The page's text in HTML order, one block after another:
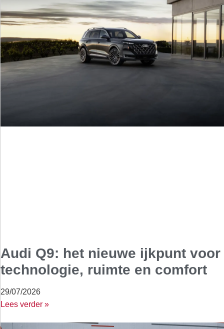
Audi Q9: het nieuwe ijkpunt voor
technologie, ruimte en comfort
29/07/2026
Lees verder »